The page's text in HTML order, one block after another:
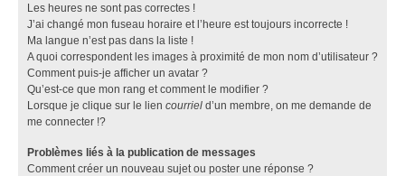
Les heures ne sont pas correctes !
J’ai changé mon fuseau horaire et l’heure est toujours incorrecte !
Ma langue n’est pas dans la liste !
A quoi correspondent les images à proximité de mon nom d’utilisateur ?
Comment puis-je afficher un avatar ?
Qu’est-ce que mon rang et comment le modifier ?
Lorsque je clique sur le lien courriel d’un membre, on me demande de
me connecter !?
Problèmes liés à la publication de messages
Comment créer un nouveau sujet ou poster une réponse ?